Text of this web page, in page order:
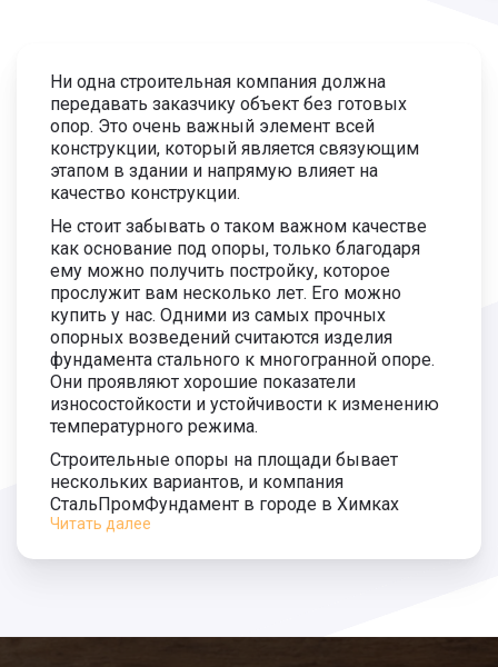
Монтаж сваи 5000 мм.
1 600 руб.
Длина сваи 5500 мм.
2 200 руб.
Монтаж сваи 5500 мм.
Длина сваи 6000 мм.
2 300 руб.
Монтаж сваи 6000 мм.
1 800 руб.
Читать далее
Ни одна строительная компания должна
передавать заказчику объект без готовых
опор. Это очень важный элемент всей
конструкции, который является связующим
этапом в здании и напрямую влияет на
качество конструкции.
Не стоит забывать о таком важном качестве
как основание под опоры, только благодаря
ему можно получить постройку, которое
прослужит вам несколько лет. Его можно
купить у нас. Одними из самых прочных
опорных возведений считаются изделия
фундамента стального к многогранной опоре.
Они проявляют хорошие показатели
износостойкости и устойчивости к изменению
температурного режима.
Строительные опоры на площади бывает
нескольких вариантов, и компания
СтальПромФундамент в городе в Химках
готова выполнить:
кирпичные столбы – замечательный
железобетонные – применяются сборными